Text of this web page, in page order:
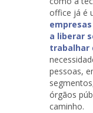
office já é
a liberar
trabalhar
pessoas,
órgãos
caminho.